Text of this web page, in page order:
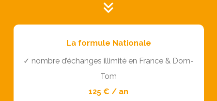
La formule Nationale
✓ nombre d’échanges illimité en France & Dom-
Tom
125 € / an